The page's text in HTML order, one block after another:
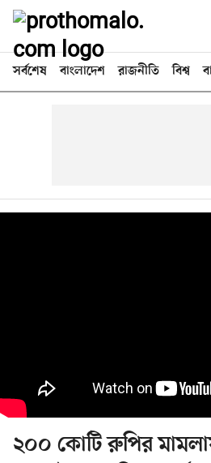
সর্বশেষ বাংলাদেশ রাজনীতি বিশ্ব
২০০ কোটি রুপির